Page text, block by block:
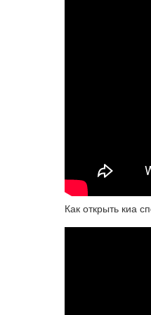
Как открыть киа